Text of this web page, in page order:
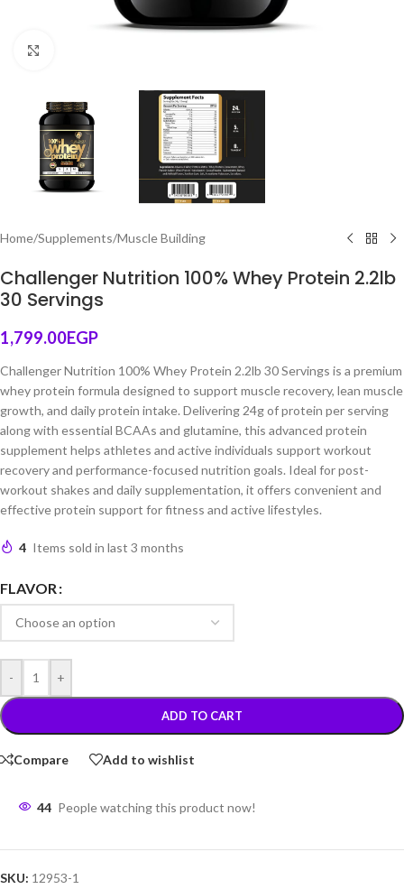
Home/Supplements/Muscle Building
Challenger Nutrition 100% Whey Protein 2.2lb
30 Servings
1,799.00EGP
Challenger Nutrition 100% Whey Protein 2.2lb 30 Servings is a premium
whey protein formula designed to support muscle recovery, lean muscle
growth, and daily protein intake. Delivering 24g of protein per serving
along with essential BCAAs and glutamine, this advanced protein
supplement helps athletes and active individuals support workout
recovery and performance-focused nutrition goals. Ideal for post-
workout shakes and daily supplementation, it offers convenient and
effective protein support for fitness and active lifestyles.
4 Items sold in last 3 months
FLAVOR
- +
ADD TO CART
Compare Add to wishlist
44 People watching this product now!
SKU: 12953-1